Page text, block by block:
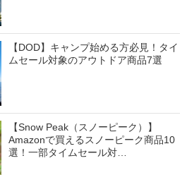
【DOD】キャンプ始める方必見！タイ
ムセール対象のアウトドア商品7選
【Snow Peak（スノーピーク）】
Amazonで買えるスノーピーク商品10
選！一部タイムセール対…